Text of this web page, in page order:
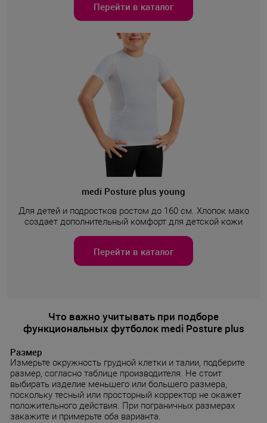
Перейти в каталог
medi Posture plus young
Для детей и подростков ростом до 160 см. Хлопок мако
создает дополнительный комфорт для детской кожи
Перейти в каталог
Что важно учитывать при подборе
функциональных футболок medi Posture plus
Размер
Измерьте окружность грудной клетки и талии, подберите
размер, согласно таблице производителя. Не стоит
выбирать изделие меньшего или большего размера,
поскольку тесный или просторный корректор не окажет
положительного действия. При пограничных размерах
закажите и примерьте оба варианта.